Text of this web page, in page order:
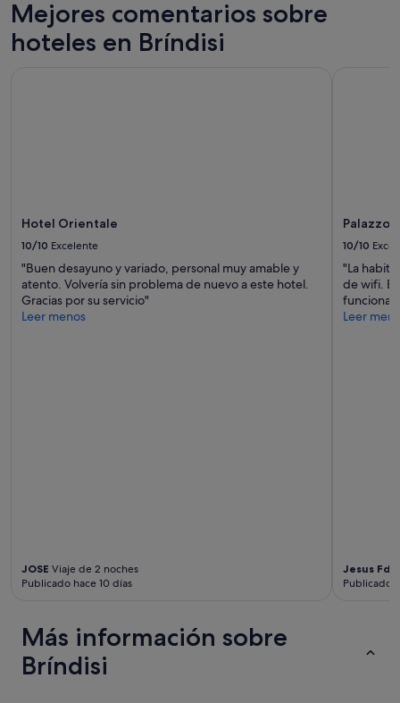
e
v
Mejores comentarios sobre
hoteles en Bríndisi
Hotel Orientale
10/10 Excelente
"Buen desayuno y variado, personal muy amable y
atento. Volvería sin problema de nuevo a este hotel.
Gracias por su servicio"
Leer menos
JOSE Viaje de 2 noches
Publicado hace 10 días
Palazzo
10/10
"La
de wifi.
funcional."
Leer
Jesus Fdo
Publicado
Más información sobre
Bríndisi